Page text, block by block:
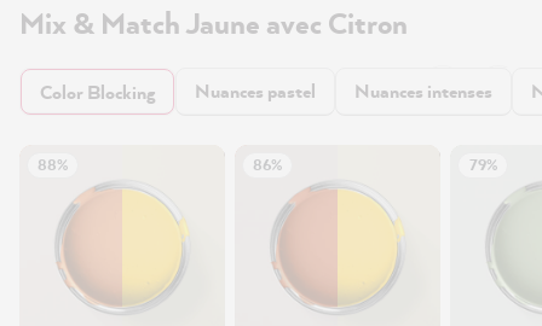
Mix & Match Jaune avec Citron
Color Blocking Nuances pastel Nuances intenses
88% 86% 79%